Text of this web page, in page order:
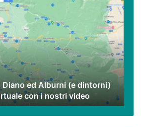
Diano ed Alburni (e dintorni)
con i nostri video